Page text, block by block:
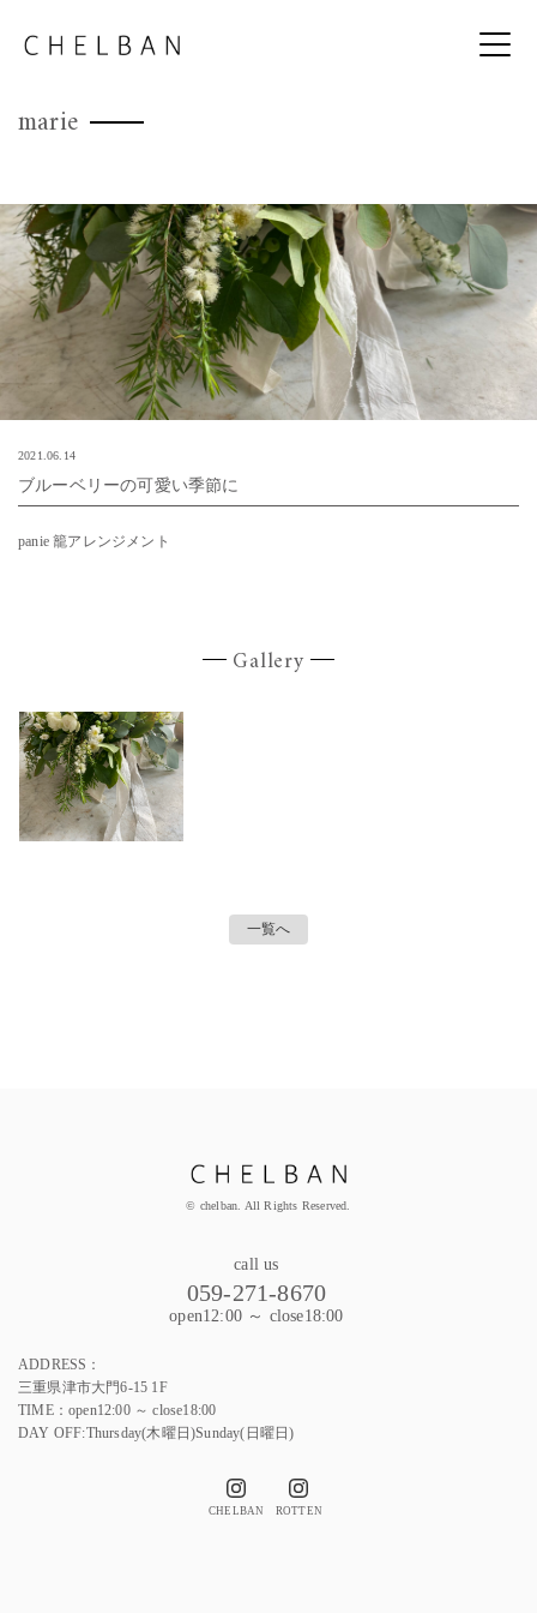
marie
2021.06.14
ブルーベリーの可愛い季節に
panie 籠アレンジメント
Gallery
一覧へ
© chelban. All Rights Reserved.
call us
059-271-8670
open12:00 ～ close18:00
ADDRESS：
三重県津市大門6-15 1F
TIME：open12:00 ～ close18:00
DAY OFF:Thursday(木曜日)Sunday(日曜日)
CHELBAN ROTTEN